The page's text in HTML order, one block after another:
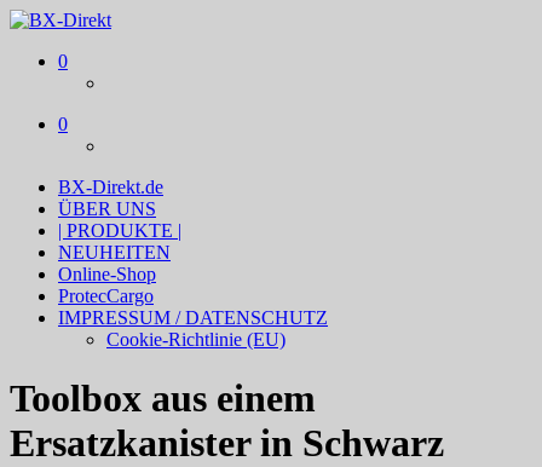
BX-Direkt
Produktideen und Online-Marketing
0
0
BX-Direkt.de
ÜBER UNS
| PRODUKTE |
NEUHEITEN
Online-Shop
ProtecCargo
IMPRESSUM / DATENSCHUTZ
Cookie-Richtlinie (EU)
Toolbox aus einem
Ersatzkanister in Schwarz